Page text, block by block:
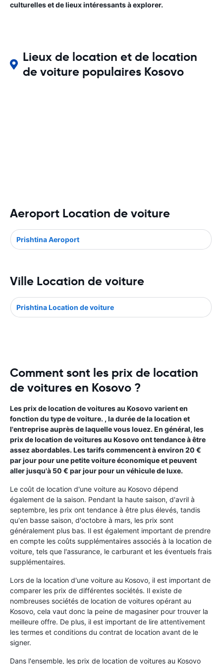
culturelles et de lieux intéressants à explorer.
Lieux de location et de location
de voiture populaires Kosovo
Aeroport Location de voiture
Prishtina Aeroport
Ville Location de voiture
Prishtina Location de voiture
Comment sont les prix de location
de voitures en Kosovo ?
Les prix de location de voitures au Kosovo varient en
fonction du type de voiture. , la durée de la location et
l'entreprise auprès de laquelle vous louez. En général, les
prix de location de voitures au Kosovo ont tendance à être
assez abordables. Les tarifs commencent à environ 20 €
par jour pour une petite voiture économique et peuvent
aller jusqu'à 50 € par jour pour un véhicule de luxe.
Le coût de location d'une voiture au Kosovo dépend
également de la saison. Pendant la haute saison, d'avril à
septembre, les prix ont tendance à être plus élevés, tandis
qu'en basse saison, d'octobre à mars, les prix sont
généralement plus bas. Il est également important de prendre
en compte les coûts supplémentaires associés à la location de
voiture, tels que l'assurance, le carburant et les éventuels frais
supplémentaires.
Lors de la location d'une voiture au Kosovo, il est important de
comparer les prix de différentes sociétés. Il existe de
nombreuses sociétés de location de voitures opérant au
Kosovo, cela vaut donc la peine de magasiner pour trouver la
meilleure offre. De plus, il est important de lire attentivement
les termes et conditions du contrat de location avant de le
signer.
Dans l'ensemble, les prix de location de voitures au Kosovo